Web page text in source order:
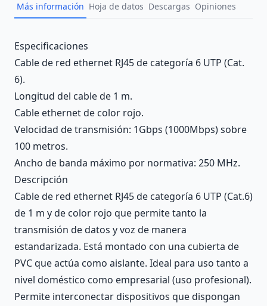
Más información Hoja de datos Descargas Opiniones
Description
Especificaciones
Cable de red ethernet RJ45 de categoría 6 UTP (Cat.
6).
Longitud del cable de 1 m.
Cable ethernet de color rojo.
Velocidad de transmisión: 1Gbps (1000Mbps) sobre
100 metros.
Ancho de banda máximo por normativa: 250 MHz.
Descripción
Cable de red ethernet RJ45 de categoría 6 UTP (Cat.6)
de 1 m y de color rojo que permite tanto la
transmisión de datos y voz de manera
estandarizada. Está montado con una cubierta de
PVC que actúa como aislante. Ideal para uso tanto a
nivel doméstico como empresarial (uso profesional).
Permite interconectar dispositivos que dispongan